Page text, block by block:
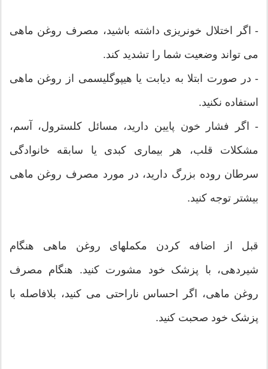
- اگر اختلال خونریزی داشته باشید، مصرف روغن ماهی
می تواند وضعیت شما را تشدید کند.
- در صورت ابتلا به دیابت یا هیپوگلیسمی از روغن ماهی
استفاده نکنید.
- اگر فشار خون پایین دارید، مسائل کلسترول، آسم،
مشکلات قلب، هر بیماری کبدی یا سابقه خانوادگی
سرطان روده بزرگ دارید، در مورد مصرف روغن ماهی
بیشتر توجه کنید.
قبل از اضافه کردن مکملهای روغن ماهی هنگام
شیردهی، با پزشک خود مشورت کنید. هنگام مصرف
روغن ماهی، اگر احساس ناراحتی می کنید، بلافاصله با
پزشک خود صحبت کنید.